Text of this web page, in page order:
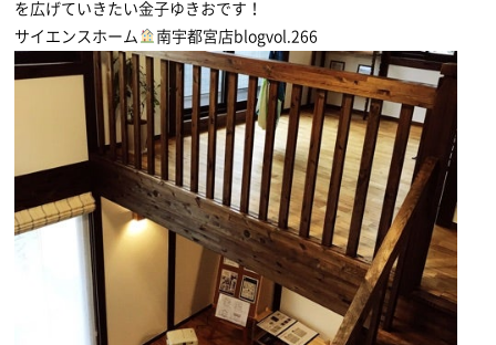
を広げていきたい金子ゆきおです！
サイエンスホーム
南宇都宮店blogvol.266